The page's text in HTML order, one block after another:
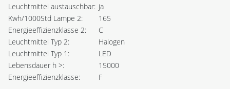
Leuchtmittel austauschbar: ja
Kwh/1000Std Lampe 2:
165
Energieeffizienzklasse 2:
C
Leuchtmittel Typ 2:
Halogen
Leuchtmittel Typ 1:
LED
Lebensdauer h >:
15000
Energieeffizienzklasse:
F